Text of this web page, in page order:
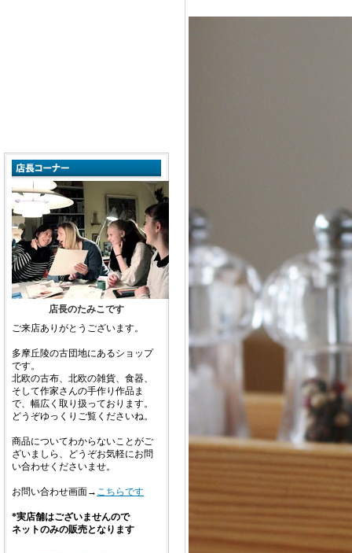
店長のたみこです
ご来店ありがとうございます。
多摩丘陵の古団地にあるショップ
です。
北欧の古布、北欧の雑貨、食器、
そして作家さんの手作り作品ま
で、幅広く取り扱っております。
どうぞゆっくりご覧くださいね。
商品についてわからないことがご
ざいましら、どうぞお気軽にお問
い合わせくださいませ。
お問い合わせ画面→ こちらです
*実店舗はございませんので
ネットのみの販売となります